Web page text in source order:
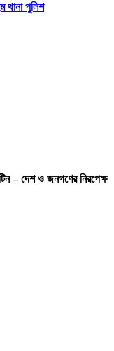
থানা পুলিশ
– দেশ ও জনগণের নিরপেক্ষ